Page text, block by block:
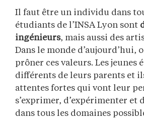
Il faut être un individu dans
étudiants de l’INSA Lyon sont
ingénieurs, mais aussi des
Dans le monde d’aujourd’hui,
prôner ces valeurs. Les jeunes
différents de leurs parents et
attentes fortes qui vont leur
s’exprimer, d’expérimenter et
dans tous les domaines